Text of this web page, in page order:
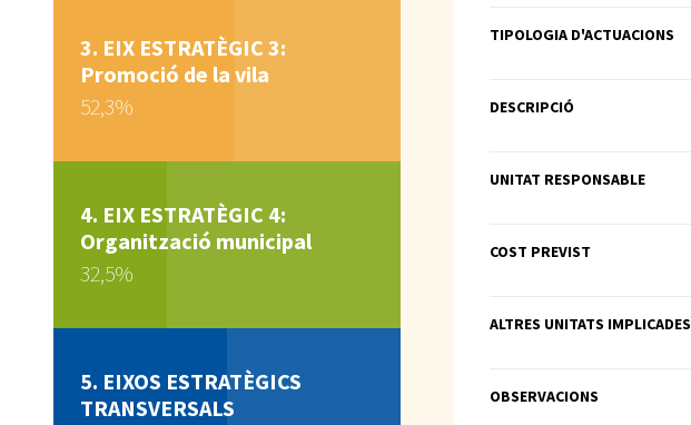
EIX ESTRATÈGIC 3:
Promoció de la vila
52,3%
EIX ESTRATÈGIC 4:
Organització municipal
32,5%
EIXOS ESTRATÈGICS
TRANSVERSALS
TIPOLOGIA D'ACTUACIONS
DESCRIPCIÓ
UNITAT RESPONSABLE
COST PREVIST
ALTRES UNITATS IMPLICADES
OBSERVACIONS